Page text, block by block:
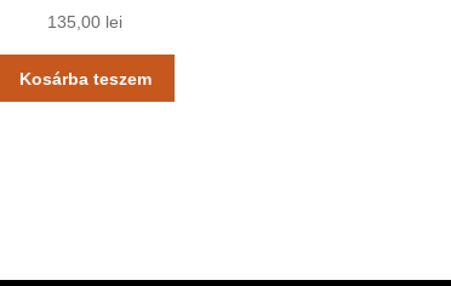
135,00 lei
Kosárba teszem